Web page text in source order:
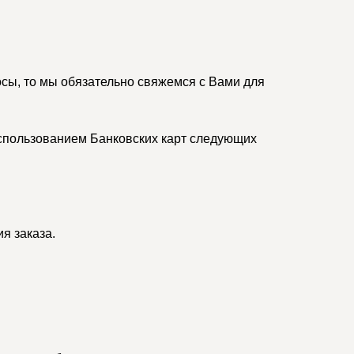
то мы обязательно свяжемся с Вами для
Банковских карт следующих
заказа.